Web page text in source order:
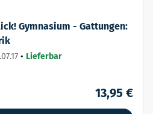
Gymnasium - Gattungen:
• Lieferbar
13,95 €